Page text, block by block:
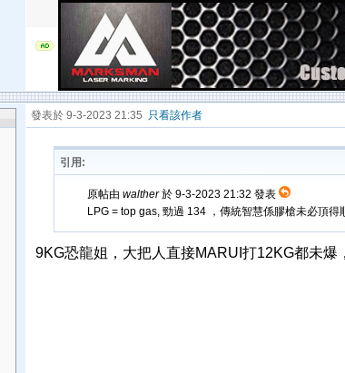
發表於 9-3-2023 21:35 只看該作者
引用:
原帖由walther於 9-3-2023 21:32 發表
LPG = top gas, 勁過 134 ，傳統智慧係膠槍未必頂得
9KG恐龍姐，大把人直接MARUI打12KG都未爆